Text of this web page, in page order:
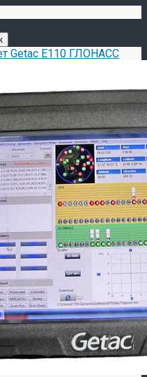
Getac E110 ГЛОНАСС